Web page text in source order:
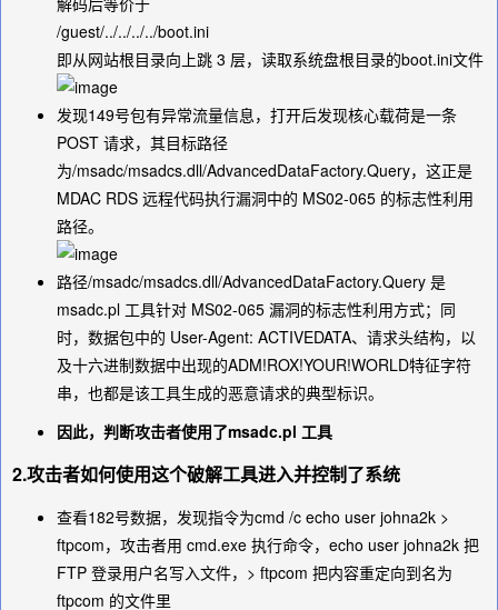
/guest/../../../../boot.ini
即从网站根目录向上跳 3 层，读取系统盘根目录的boot.ini文件
发现149号包有异常流量信息，打开后发现核心载荷是一条
POST 请求，其目标路径
为/msadc/msadcs.dll/AdvancedDataFactory.Query，这正是
MDAC RDS 远程代码执行漏洞中的 MS02-065 的标志性利用
路径。
路径/msadc/msadcs.dll/AdvancedDataFactory.Query 是
msadc.pl 工具针对 MS02-065 漏洞的标志性利用方式；同
时，数据包中的 User-Agent: ACTIVEDATA、请求头结构，以
及十六进制数据中出现的ADM!ROX!YOUR!WORLD特征字符
串，也都是该工具生成的恶意请求的典型标识。
因此，判断攻击者使用了msadc.pl 工具
2.攻击者如何使用这个破解工具进入并控制了系统
查看182号数据，发现指令为cmd /c echo user johna2k >
ftpcom，攻击者用 cmd.exe 执行命令， echo user johna2k 把
FTP 登录用户名写入文件， > ftpcom 把内容重定向到名为
ftpcom 的文件里